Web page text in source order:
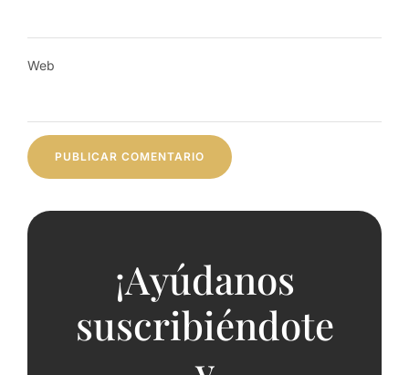
Web
¡Ayúdanos
suscribiéndote